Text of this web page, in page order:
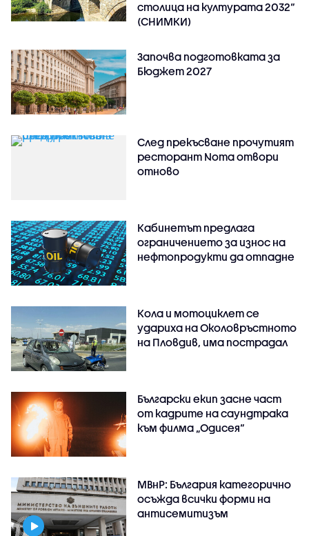
столица на културата 2032“
(СНИМКИ)
Започва подготовката за
Бюджет 2027
След прекъсване прочутият
ресторант Noma отвори
отново
Кабинетът предлага
ограничението за износ на
нефтопродукти да отпадне
Кола и мотоциклет се
удариха на Околовръстното
на Пловдив, има пострадал
Български екип засне част
от кадрите на саундтрака
към филма „Одисея“
МВнР: България категорично
осъжда всички форми на
антисемитизъм